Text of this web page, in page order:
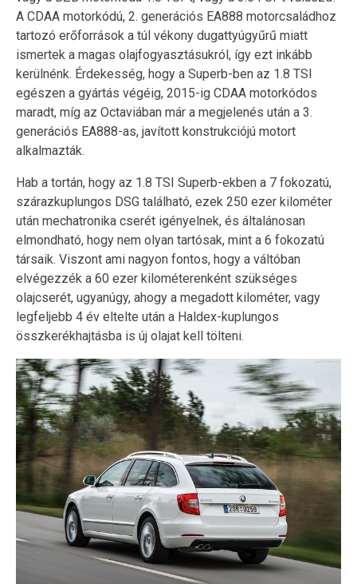
A CDAA motorkódú, 2. generációs EA888 motorcsaládhoz
tartozó erőforrások a túl vékony dugattyúgyűrű miatt
ismertek a magas olajfogyasztásukról, így ezt inkább
kerülnénk. Érdekesség, hogy a Superb-ben az 1.8 TSI
egészen a gyártás végéig, 2015-ig CDAA motorkódos
maradt, míg az Octaviában már a megjelenés után a 3.
generációs EA888-as, javított konstrukciójú motort
alkalmazták.
Hab a tortán, hogy az 1.8 TSI Superb-ekben a 7 fokozatú,
szárazkuplungos DSG található, ezek 250 ezer kilométer
után mechatronika cserét igényelnek, és általánosan
elmondható, hogy nem olyan tartósak, mint a 6 fokozatú
társaik. Viszont ami nagyon fontos, hogy a váltóban
elvégezzék a 60 ezer kilométerenként szükséges
olajcserét, ugyanúgy, ahogy a megadott kilométer, vagy
legfeljebb 4 év eltelte után a Haldex-kuplungos
összkerékhajtásba is új olajat kell tölteni.